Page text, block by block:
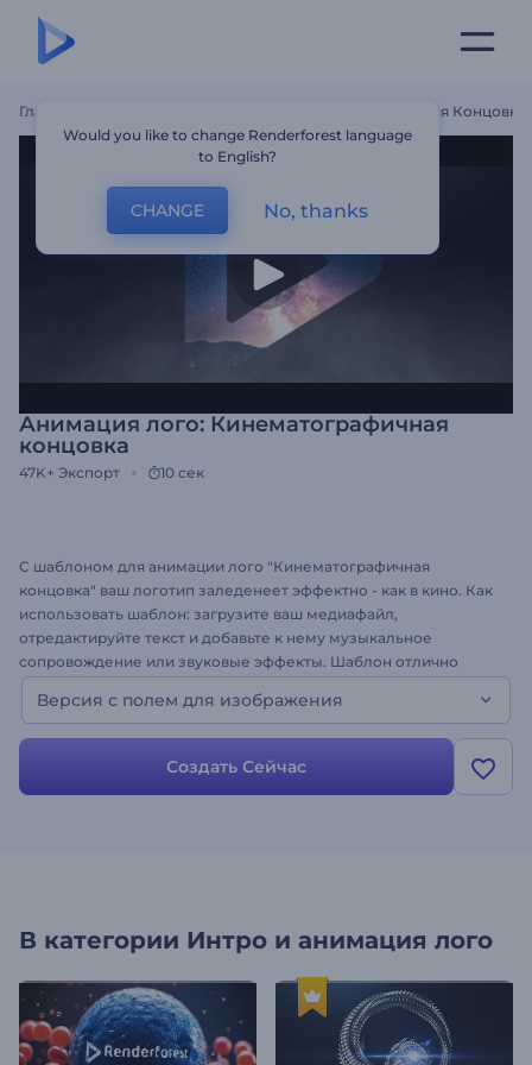
Главная Анимация Лого: Кинематографичная Концовка
Анимация лого: Кинематографичная
концовка
47K+ Экспорт 10 сек
С шаблоном для анимации лого "Кинематографичная
концовка" ваш логотип заледенеет эффектно - как в кино. Как
использовать шаблон: загрузите ваш медиафайл,
отредактируйте текст и добавьте к нему музыкальное
сопровождение или звуковые эффекты. Шаблон отлично
подходит для создания видеороликов для брендов,
промороликов, заставок и концовок, рекламы, презентаций и
шаблоном "Кинематографичная концовка"!
Версия с полем для изображения
Создать Сейчас
В категории Интро и анимация лого
Would you like to change Renderforest language
to English?
CHANGE No, thanks